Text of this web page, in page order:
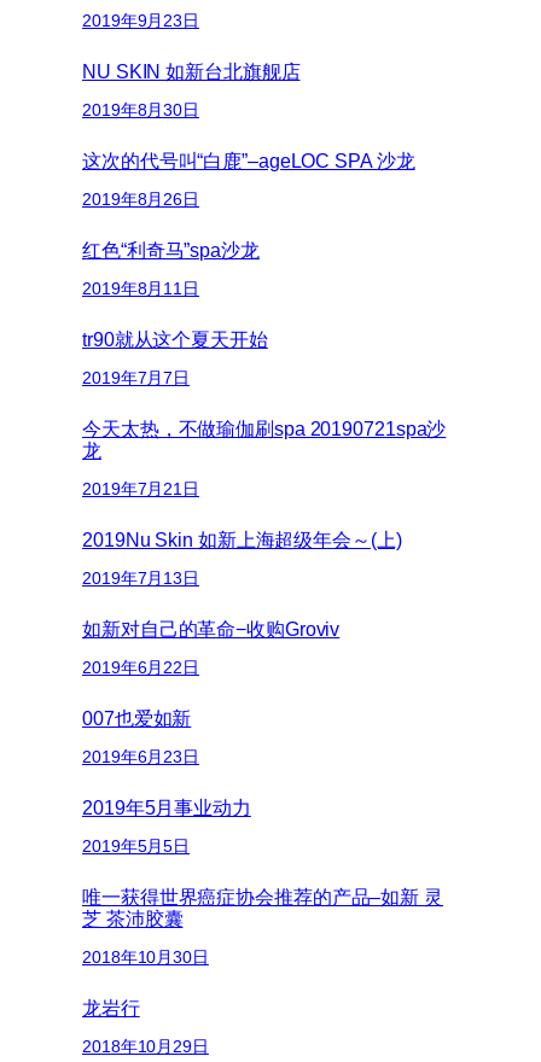
2019年9月23日
NU SKIN 如新台北旗舰店
2019年8月30日
这次的代号叫“白鹿”–ageLOC SPA 沙龙
2019年8月26日
红色“利奇马”spa沙龙
2019年8月11日
tr90就从这个夏天开始
2019年7月7日
今天太热，不做瑜伽刷spa 20190721spa沙
龙
2019年7月21日
2019Nu Skin 如新上海超级年会～(上)
2019年7月13日
如新对自己的革命−收购Groviv
2019年6月22日
007也爱如新
2019年6月23日
2019年5月事业动力
2019年5月5日
唯一获得世界癌症协会推荐的产品–如新 灵
芝 茶沛胶囊
2018年10月30日
龙岩行
2018年10月29日